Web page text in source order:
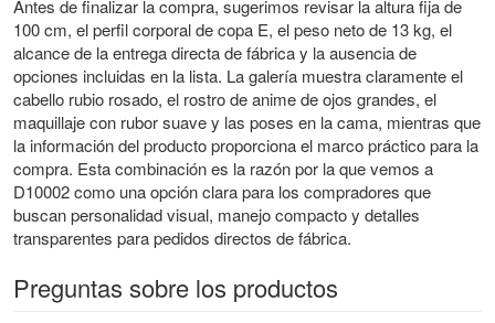
Antes de finalizar la compra, sugerimos revisar la altura fija de
100 cm, el perfil corporal de copa E, el peso neto de 13 kg, el
alcance de la entrega directa de fábrica y la ausencia de
opciones incluidas en la lista. La galería muestra claramente el
cabello rubio rosado, el rostro de anime de ojos grandes, el
maquillaje con rubor suave y las poses en la cama, mientras que
la información del producto proporciona el marco práctico para la
compra. Esta combinación es la razón por la que vemos a
D10002 como una opción clara para los compradores que
buscan personalidad visual, manejo compacto y detalles
transparentes para pedidos directos de fábrica.
Preguntas sobre los productos